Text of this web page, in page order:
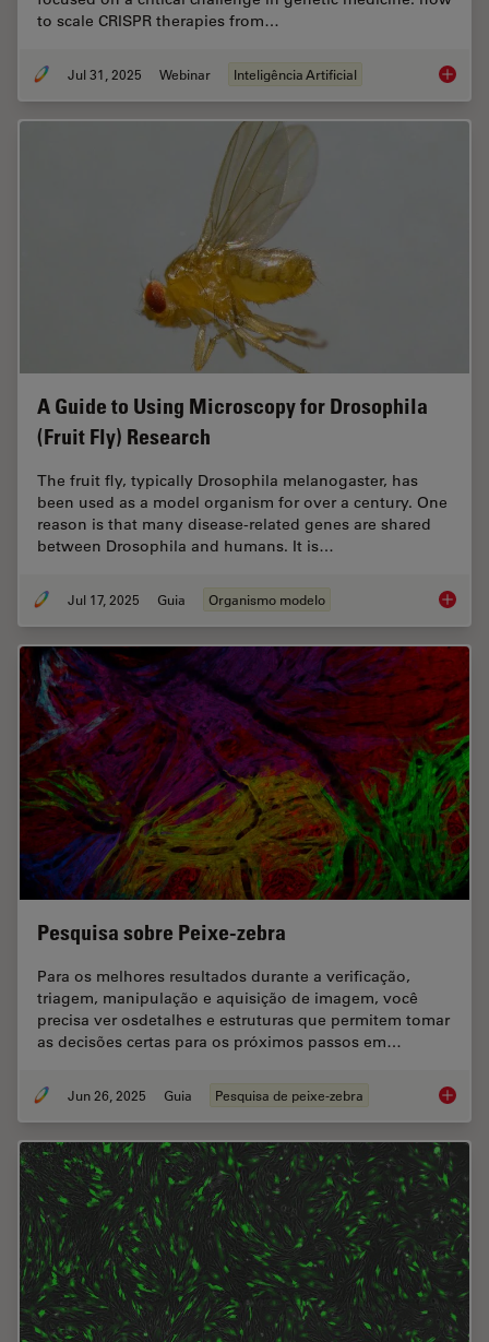
to scale CRISPR therapies from…
Jul 31, 2025 Webinar Inteligência Artificial
A Guide to Using Microscopy for Drosophila
(Fruit Fly) Research
The fruit fly, typically Drosophila melanogaster, has
been used as a model organism for over a century. One
reason is that many disease-related genes are shared
between Drosophila and humans. It is…
Jul 17, 2025 Guia Organismo modelo A
Pesquisa sobre Peixe-zebra
Para os melhores resultados durante a verificação,
triagem, manipulação e aquisição de imagem, você
precisa ver osdetalhes e estruturas que permitem tomar
as decisões certas para os próximos passos em…
Jun 26, 2025 Guia Pesquisa de peixe-zebra